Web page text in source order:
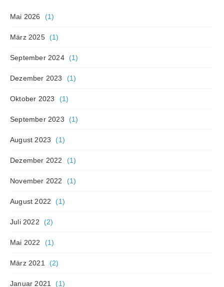
Mai 2026 (1)
März 2025 (1)
September 2024 (1)
Dezember 2023 (1)
Oktober 2023 (1)
September 2023 (1)
August 2023 (1)
Dezember 2022 (1)
November 2022 (1)
August 2022 (1)
Juli 2022 (2)
Mai 2022 (1)
März 2021 (2)
Januar 2021 (1)